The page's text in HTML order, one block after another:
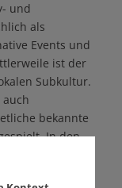
und
als
Events und
ist der
Subkultur.
bekannte
In den
queere Events